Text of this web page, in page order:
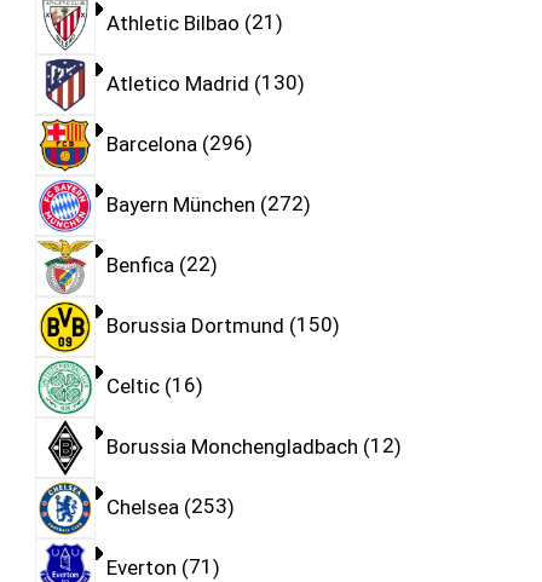
Athletic Bilbao 21
Atletico Madrid 130
Barcelona 296
Bayern München 272
Benfica 22
Borussia Dortmund 150
Celtic 16
Borussia Monchengladbach 12
Chelsea 253
Everton 71